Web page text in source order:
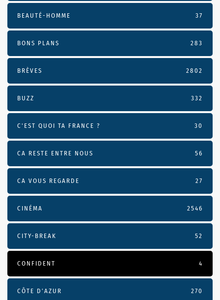
BEAUTÉ-HOMME 37
BONS PLANS 283
BRÈVES 2802
BUZZ 332
C'EST QUOI TA FRANCE ? 30
CA RESTE ENTRE NOUS 56
CA VOUS REGARDE 27
CINÉMA 2546
CITY-BREAK 52
CONFIDENT 4
CÔTE D’AZUR 270